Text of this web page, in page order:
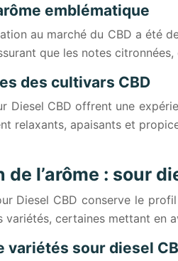
emblématique
au marché du CBD a été
que les notes
des cultivars CBD
Diesel CBD offrent une
relaxants, apaisants et
de l’arôme : sour
Diesel CBD conserve le
variétés, certaines mettant en
variétés sour diesel